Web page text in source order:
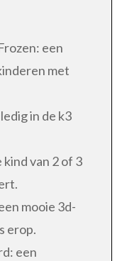
een
met
in de k3
van 2 of 3
mooie 3d-
erop.
een